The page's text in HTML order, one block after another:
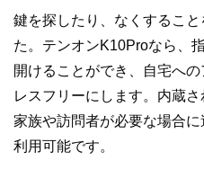
鍵を探したり、なくするこ
た。テンオンK10Proなら、
開けることができ、自宅へ
レスフリーにします。内蔵
家族や訪問者が必要な場合
利用可能です。